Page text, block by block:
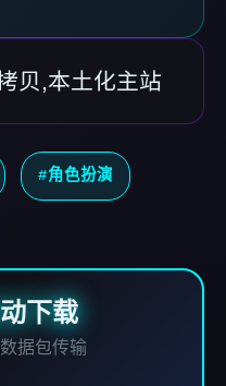
贝,本土化主站
#角色扮演
下载
据包传输